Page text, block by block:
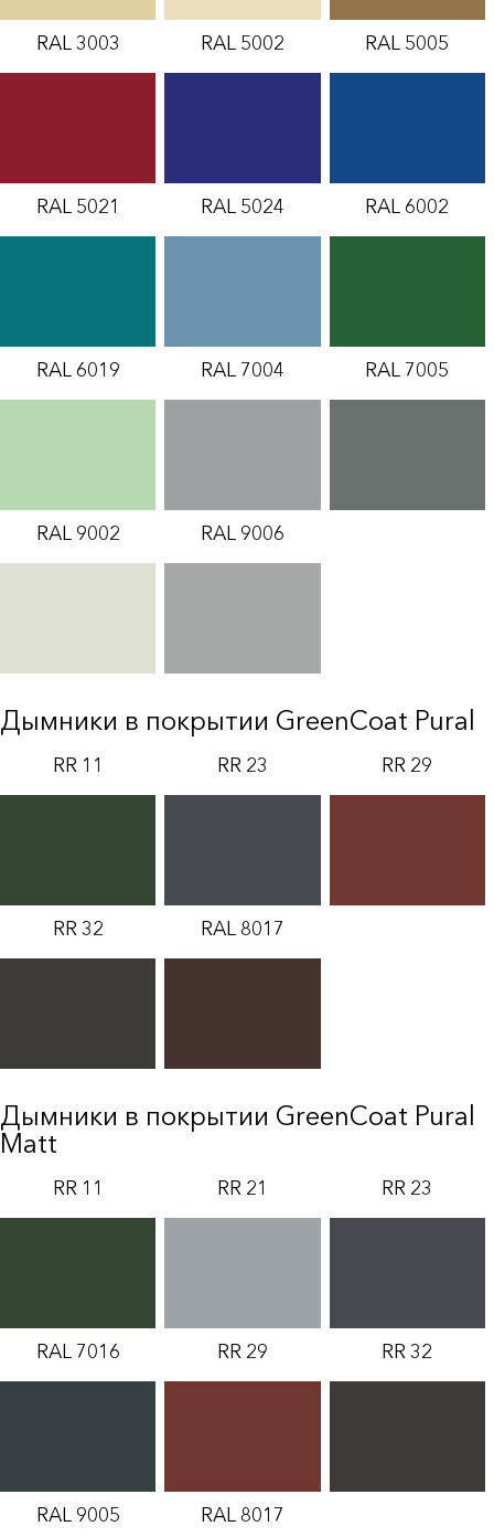
RAL 3003 RAL 5002 RAL 5005
RAL 5021 RAL 5024 RAL 6002
RAL 6019 RAL 7004 RAL 7005
RAL 9002 RAL 9006
Дымники в покрытии GreenCoat Pural
RR 11 RR 23 RR 29
RR 32 RAL 8017
Дымники в покрытии GreenCoat Pural
Matt
RR 11 RR 21 RR 23
RAL 7016 RR 29 RR 32
RAL 9005 RAL 8017